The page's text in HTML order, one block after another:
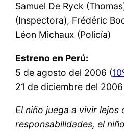
Samuel De Ryck
(Inspectora), Frédéric
Léon Michaux (Policía)
Estreno en Perú:
5 de agosto del 2006 (
21 de diciembre del
El niño juega a vivir lejos
responsabilidades, el